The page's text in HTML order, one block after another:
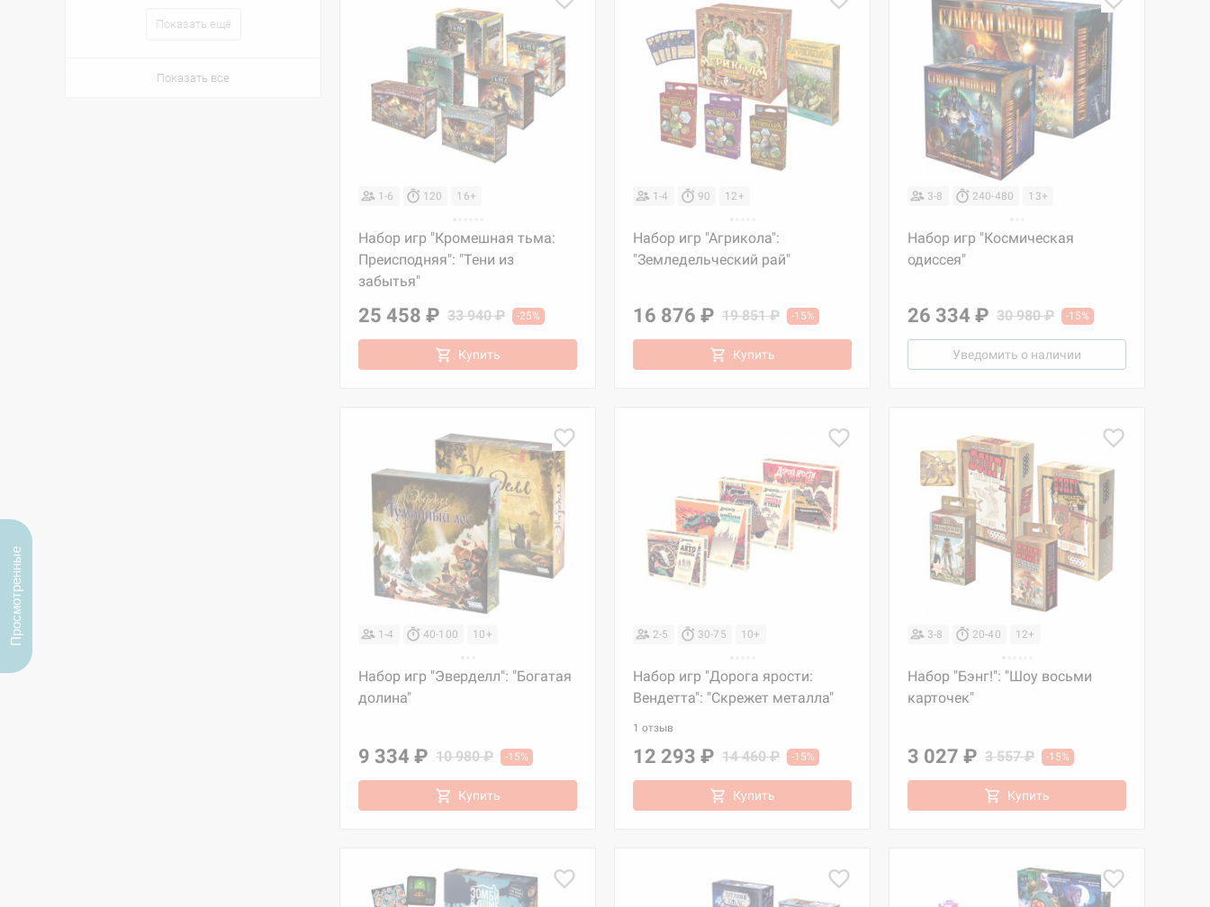
Показать ещё
Показать все
1-6 120 16+
Набор игр "Кромешная тьма:
Преисподняя": "Тени из
забытья"
25 458 ₽ 33 940 ₽ -25%
Купить
1-4 90 12+
Набор игр "Агрикола":
"Земледельческий рай"
16 876 ₽ 19 851 ₽ -15%
Купить
3-8 240-480 13+
Набор игр "Космическая
одиссея"
26 334 ₽ 30 980 ₽ -15%
Уведомить о наличии
1-4 40-100 10+
Набор игр "Эверделл": "Богатая
долина"
9 334 ₽ 10 980 ₽ -15%
Купить
2-5 30-75 10+
Набор игр "Дорога ярости:
Вендетта": "Скрежет металла"
1 отзыв
12 293 ₽ 14 460 ₽ -15%
Купить
3-8 20-40 12+
Набор "Бэнг!": "Шоу восьми
карточек"
3 027 ₽ 3 557 ₽ -15%
Купить
Просмотренные